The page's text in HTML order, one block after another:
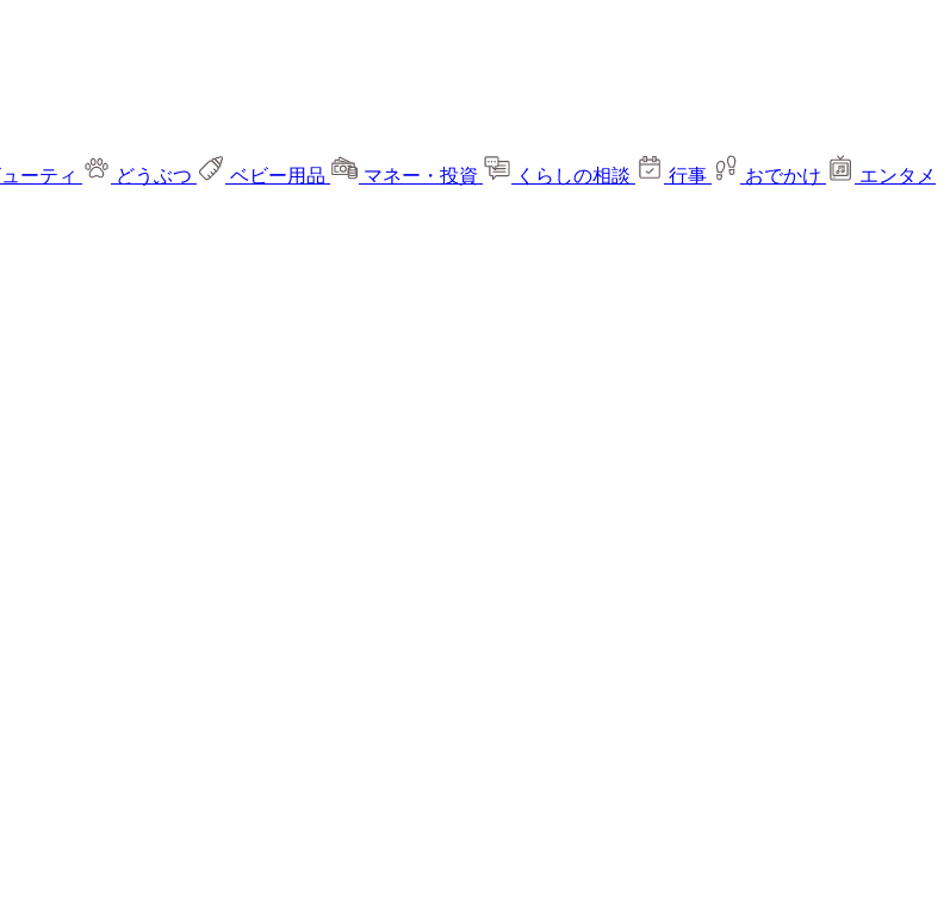
ューティ どうぶつ ベビー用品 マネー・投資 くらしの相談 行事 おでかけ
エンタメ